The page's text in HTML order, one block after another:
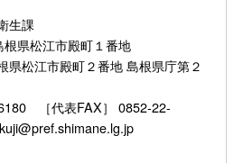
生課
根県松江市殿町１番地
県松江市殿町２番地 島根県庁第２
［代表FAX］ 0852-22-